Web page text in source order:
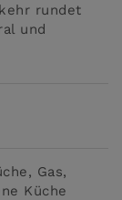
rundet
und
Gas
Küche